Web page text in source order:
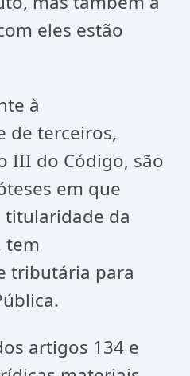
eles estão
à
de terceiros,
III do Código, são
em que
titularidade da
tem
tributária para
artigos 134 e